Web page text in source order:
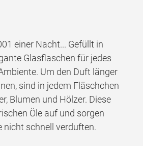
einer Nacht... Gefüllt in
Glasflaschen für jedes
Um den Duft länger
sind in jedem Fläschchen
Blumen und Hölzer. Diese
Öle auf und sorgen
nicht schnell verduften.